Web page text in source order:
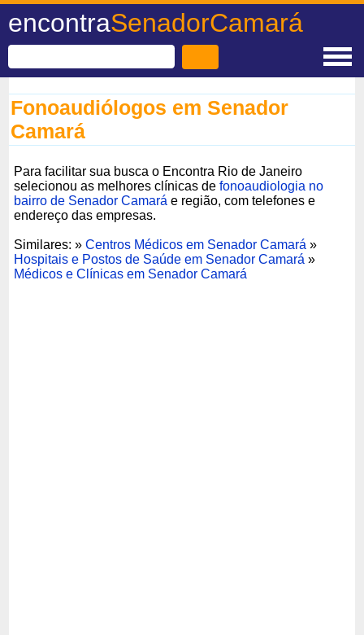
encontraSenadorCamará
Fonoaudiólogos em Senador
Camará
Para facilitar sua busca o Encontra Rio de Janeiro
selecionou as melhores clínicas defonoaudiologia no
bairro de Senador Camará e região, com telefones e
endereço das empresas.
Similares: »Centros Médicos em Senador Camará »
Hospitais e Postos de Saúde em Senador Camará »
Médicos e Clínicas em Senador Camará